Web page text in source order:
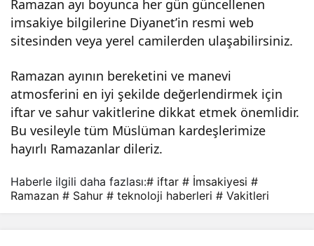
Ramazan ayı boyunca her gün güncellenen
imsakiye bilgilerine Diyanet’in resmi web
sitesinden veya yerel camilerden ulaşabilirsiniz.
Ramazan ayının bereketini ve manevi
atmosferini en iyi şekilde değerlendirmek için
iftar ve sahur vakitlerine dikkat etmek önemlidir.
Bu vesileyle tüm Müslüman kardeşlerimize
hayırlı Ramazanlar dileriz.
Vaki
tleri!
Haberle ilgili daha fazlası:# iftar # İmsakiyesi #
Ramazan # Sahur # teknoloji haberleri # Vakitleri